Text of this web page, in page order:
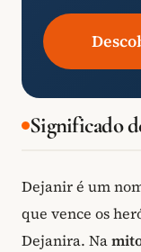
Significado
Dejanir é um
que vence os
Dejanira. Na